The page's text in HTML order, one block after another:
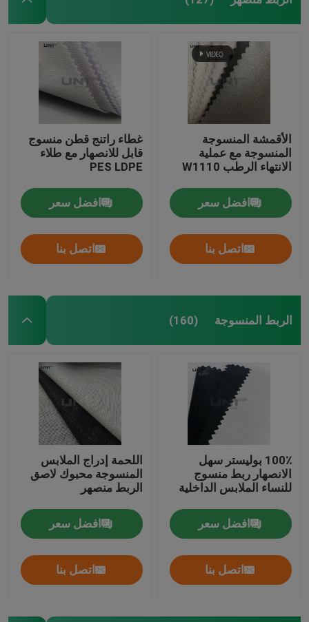
الأقمشة المنسوجة
المنسوجة مع عملية
الانتهاء الرطب W1110
افضل سعر
اتصل بنا
غطاء راتنج قطن منسوج
قابل للانصهار مع طلاء
PES LDPE
افضل سعر
اتصل بنا
الربط المنسوجة (160)
100٪ بوليستر سهل
الانصهار ربط منسوج
للنساء الملابس الداخلية
افضل سعر
اتصل بنا
اللحمة إدراج الملابس
المنسوجة محبوك لاصق
الربط منصهر
افضل سعر
اتصل بنا